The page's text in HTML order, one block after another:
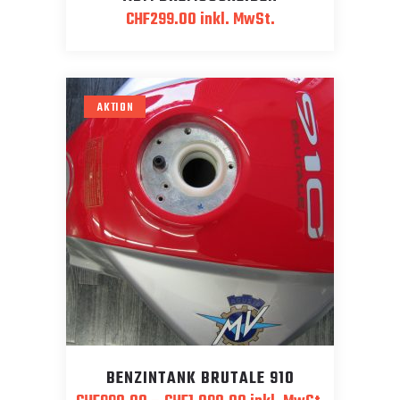
CHF299.00 inkl. MwSt.
AKTION
BENZINTANK BRUTALE 910